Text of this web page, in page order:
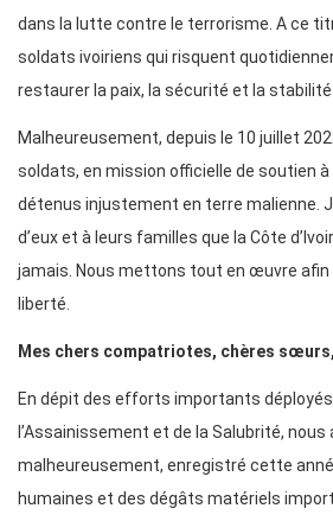
dans la lutte contre le terrorisme. A ce
soldats ivoiriens qui risquent
restaurer la paix, la sécurité et la
Malheureusement, depuis le 10 juillet
soldats, en mission officielle de soutien à
détenus injustement en terre malienne.
d’eux et à leurs familles que la Côte
jamais. Nous mettons tout en œuvre afin
liberté.
Mes chers compatriotes, chères
En dépit des efforts importants
l’Assainissement et de la Salubrité, nous
malheureusement, enregistré cette
humaines et des dégâts matériels